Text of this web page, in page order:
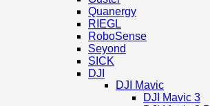
Quanergy
RIEGL
RoboSense
Seyond
SICK
DJI
DJI Mavic
DJI Mavic 3